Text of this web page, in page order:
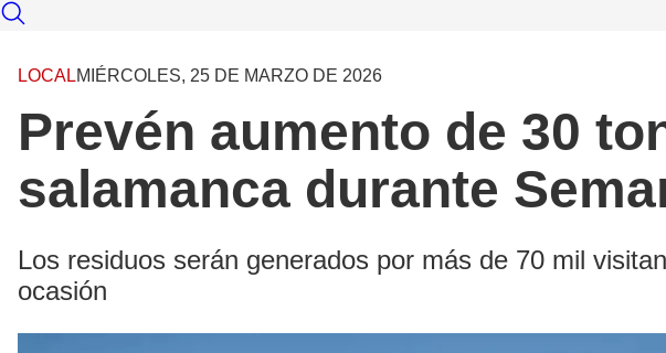
LOCALMIÉRCOLES, 25 DE MARZO DE 2026
Prevén aumento de 30
salamanca durante
Los residuos serán generados por más de 70 mil
ocasión